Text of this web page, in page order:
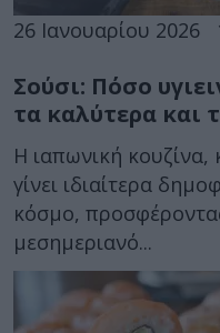
26 Ιανουαρίου 2026
Σούσι: Πόσο
τα καλύτερα και
Η ιαπωνική κουζίνα,
γίνει ιδιαίτερα
κόσμο,
μεσημεριανό...